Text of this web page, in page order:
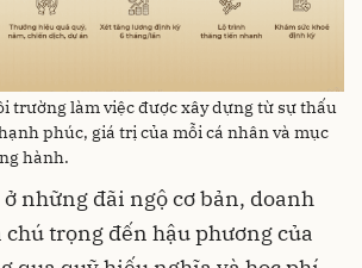
trường làm việc được xây dựng từ sự thấu
phúc, giá trị của mỗi cá nhân và mục
hành.
những đãi ngộ cơ bản, doanh
trọng đến hậu phương của